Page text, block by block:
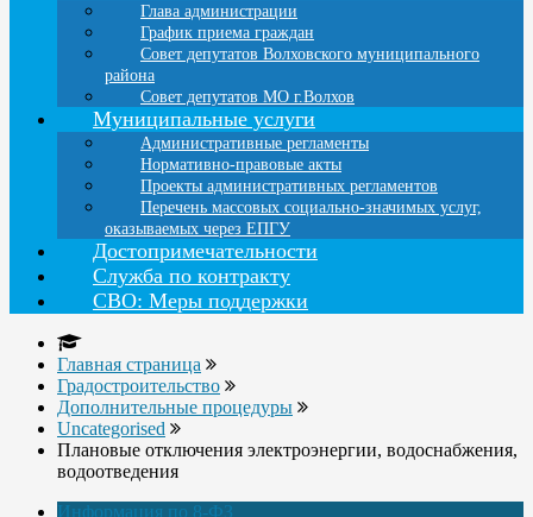
Глава администрации
График приема граждан
Совет депутатов Волховского муниципального
района
Совет депутатов МО г.Волхов
Муниципальные услуги
Административные регламенты
Нормативно-правовые акты
Проекты административных регламентов
Перечень массовых социально-значимых услуг,
оказываемых через ЕПГУ
Достопримечательности
Служба по контракту
СВО: Меры поддержки
Главная страница
Градостроительство
Дополнительные процедуры
Uncategorised
Плановые отключения электроэнергии, водоснабжения,
водоотведения
Информация по 8-ФЗ